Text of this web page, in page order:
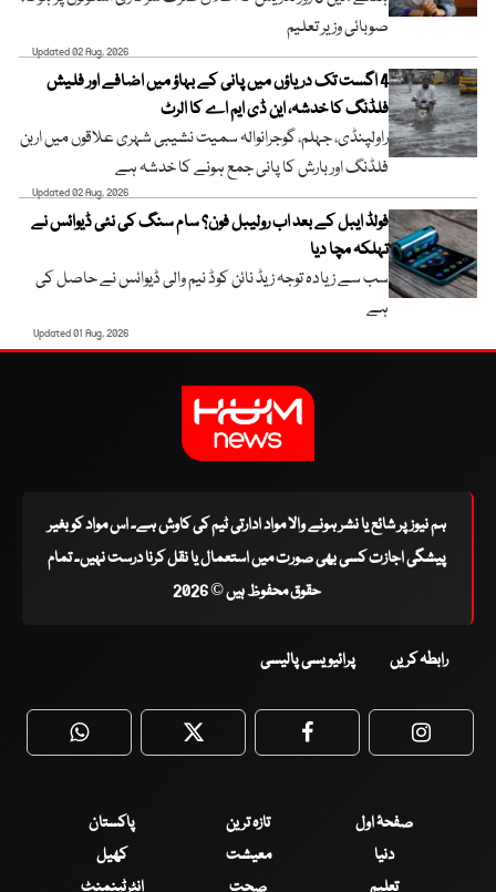
صوبائی وزیر تعلیم
Updated 02 Aug, 2026
4 اگست تک دریاؤں میں پانی کے بہاؤ میں اضافے اور فلیش
فلڈنگ کا خدشہ، این ڈی ایم اے کا الرٹ
راولپنڈی، جہلم، گوجرانوالہ سمیت نشیبی شہری علاقوں میں اربن
فلڈنگ اور بارش کا پانی جمع ہونے کا خدشہ ہے
Updated 02 Aug, 2026
فولڈ ایبل کے بعد اب رولیبل فون؟ سام سنگ کی نئی ڈیوائس نے
تہلکہ مچا دیا
سب سے زیادہ توجہ زیڈ نائن کوڈ نیم والی ڈیوائس نے حاصل کی
ہے
Updated 01 Aug, 2026
ہم نیوز پر شائع یا نشر ہونے والا مواد ادارتی ٹیم کی کاوش ہے۔ اس مواد کو بغیر
پیشگی اجازت کسی بھی صورت میں استعمال یا نقل کرنا درست نہیں۔ تمام
حقوق محفوظ ہیں © 2026
رابطہ کریں پرائیویسی پالیسی
WhatsApp Twitter Facebook
صفحۂ اول تازہ ترین
پاکستان
دنیا
معیشت
کھیل